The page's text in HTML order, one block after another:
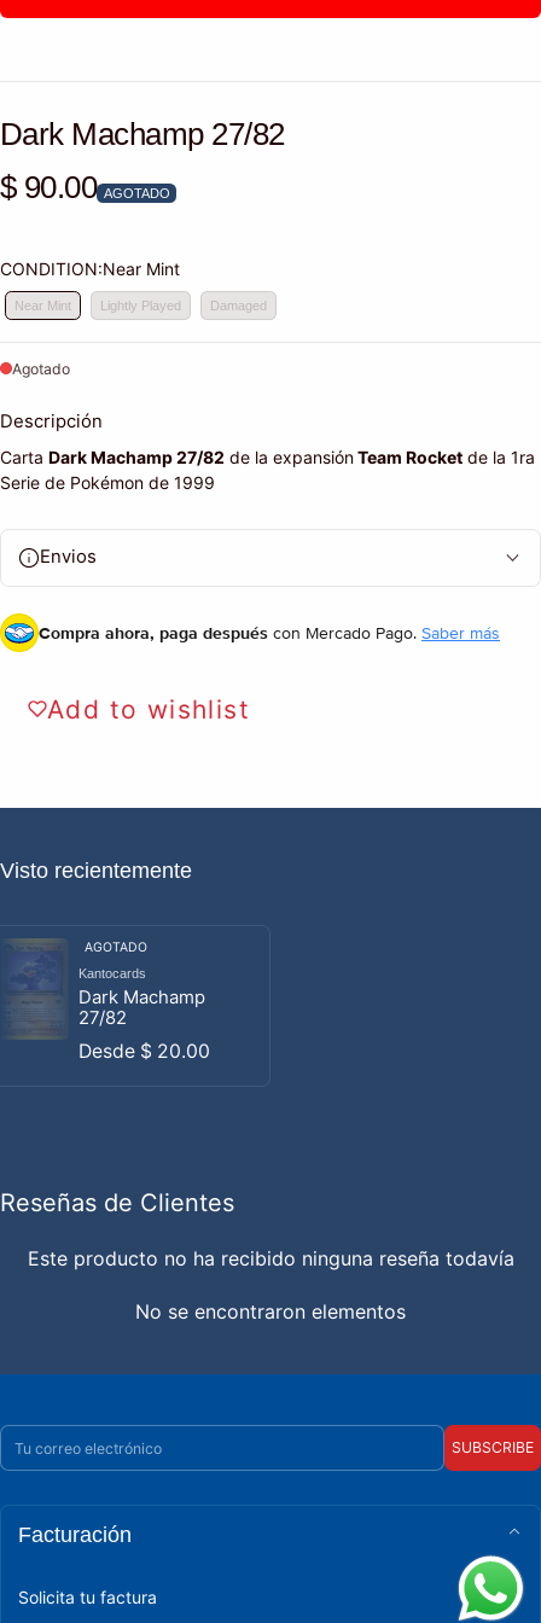
Dark Machamp 27/82
Precio habitual
$ 90.00 AGOTADO
CONDITION:Near Mint
Near Mint Lightly Played Damaged
Agotado
Descripción
Carta Dark Machamp 27/82 de la expansiónTeam Rocket de la 1ra
Serie de Pokémon de 1999
Envios
Compra ahora, paga después con Mercado Pago. Saber más
Add to wishlist
Visto recientemente
AGOTADO
Proveedor:
Kantocards
Dark Machamp
27/82
Precio habitual
Desde $ 20.00
Reseñas de Clientes
Este producto no ha recibido ninguna reseña todavía
No se encontraron elementos
Correo electrónico
SUBSCRIBE
Facturación
Solicita tu factura